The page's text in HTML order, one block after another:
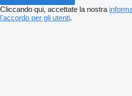
Cliccando qui, accettate la nostra
l'accordo per gli utenti.